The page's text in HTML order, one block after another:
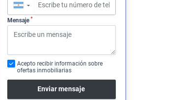
▼
Mensaje *
Acepto recibir información sobre
ofertas inmobiliarias
Enviar mensaje